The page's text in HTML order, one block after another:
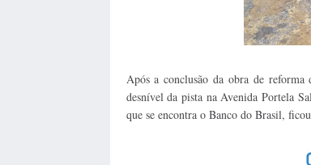
Após a conclusão da obra de
desnível da pista na Avenida Portela
que se encontra o Banco do Brasil,